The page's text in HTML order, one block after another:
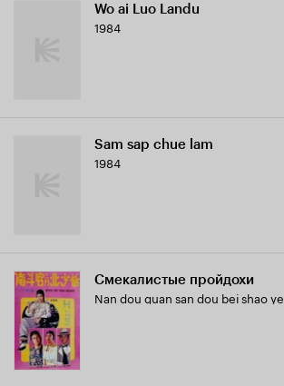
Wo ai Luo Landu
1984
Sam sap chue lam
1984
Смекалистые пройдохи
Nan dou guan san dou bei shao ye